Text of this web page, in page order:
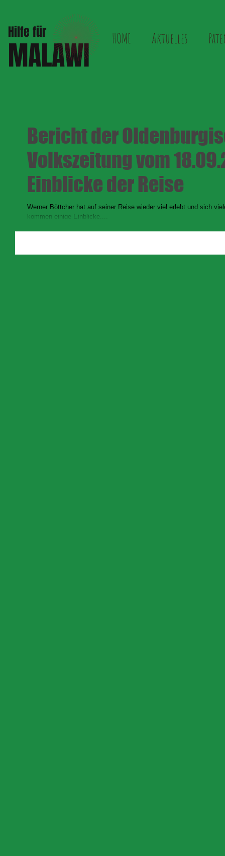
Hilfe für
MALAWI HOME Aktuelles
Bericht der
Volkszeitung vom
Einblicke der Reise
Werner Böttcher hat auf seiner Reise wieder viel erlebt und sich
kommen einige Einblicke....